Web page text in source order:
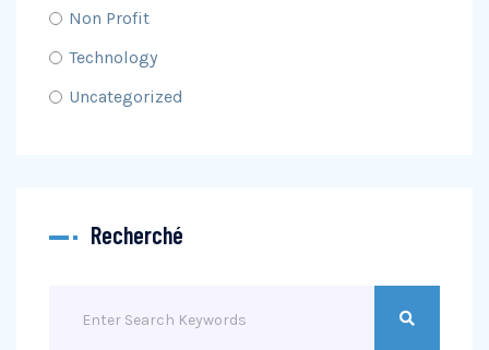
Non Profit
Technology
Uncategorized
Recherché